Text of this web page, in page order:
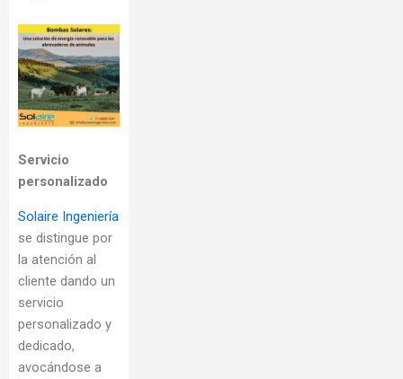
Servicio
personalizado
Solaire Ingeniería
se distingue por
la atención al
cliente dando un
servicio
personalizado y
dedicado,
avocándose a